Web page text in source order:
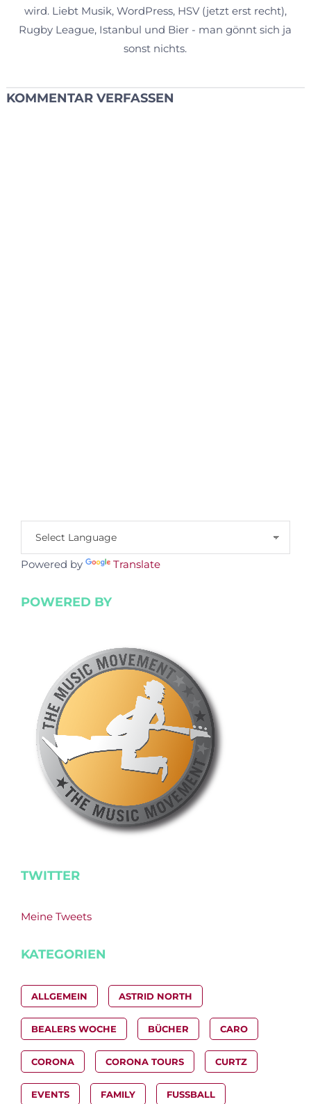
wird. Liebt Musik, WordPress, HSV (jetzt erst recht),
Rugby League, Istanbul und Bier - man gönnt sich ja
sonst nichts.
KOMMENTAR VERFASSEN
Powered by Translate
POWERED BY
TWITTER
Meine Tweets
KATEGORIEN
ALLGEMEIN ASTRID NORTH
BEALERS WOCHE BÜCHER CARO
CORONA CORONA TOURS CURTZ
EVENTS FAMILY FUSSBALL